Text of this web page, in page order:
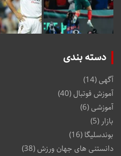
دسته بندی
آگهی(14)
آموزش فوتبال (40)
آموزشی(6)
بازار (5)
بوندسلیگا (16)
دانستنی های جهان ورزش(38)